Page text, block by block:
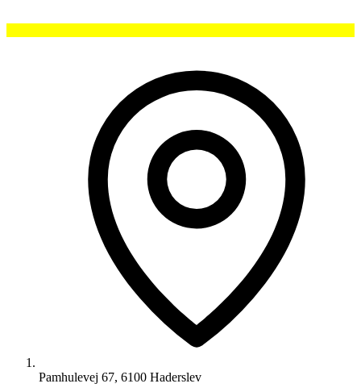
Pamhulevej 67, 6100 Haderslev